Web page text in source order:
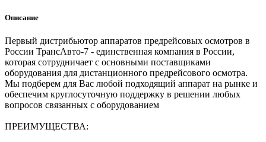
Описание
Первый дистрибьютор аппаратов предрейсовых осмотров в
России ТрансАвто-7 - единственная компания в России,
которая сотрудничает с основными поставщиками
оборудования для дистанционного предрейсового осмотра.
Мы подберем для Вас любой подходящий аппарат на рынке и
обеспечим круглосуточную поддержку в решении любых
вопросов связанных с оборудованием
ПРЕИМУЩЕСТВА: